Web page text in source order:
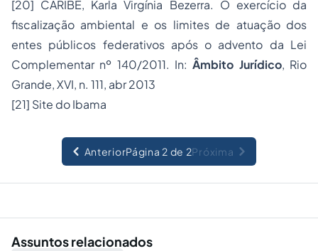
[20] CARIBE, Karla Virgínia Bezerra. O exercício da
fiscalização ambiental e os limites de atuação dos
entes públicos federativos após o advento da Lei
Complementar nº 140/2011. In:Âmbito Jurídico, Rio
Grande, XVI, n. 111, abr 2013
[21] Site do Ibama
AnteriorPágina 2 de 2Próxima
Assuntos relacionados